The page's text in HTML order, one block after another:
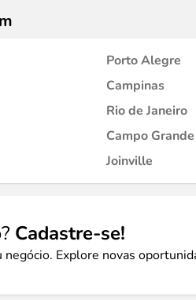
Porto Alegre
Campinas
Rio de Janeiro
Campo Grande
Joinville
Cadastre-se!
Explore novas